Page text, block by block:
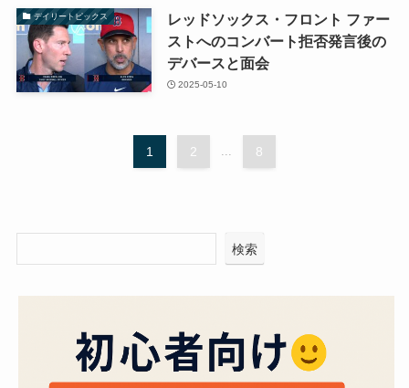
デイリートピックス
レッドソックス・フロント ファー
ストへのコンバート拒否発言後の
デバースと面会
2025-05-10
1 2 ... 8
検索